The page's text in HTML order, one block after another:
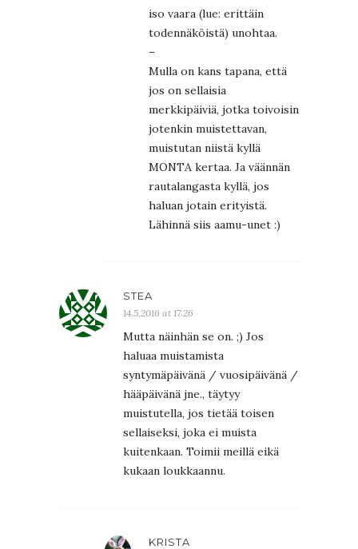
iso vaara (lue: erittäin
todennäköistä) unohtaa.
–
Mulla on kans tapana, että
jos on sellaisia
merkkipäiviä, jotka toivoisin
jotenkin muistettavan,
muistutan niistä kyllä
MONTA kertaa. Ja väännän
rautalangasta kyllä, jos
haluan jotain erityistä.
Lähinnä siis aamu-unet :)
STEA
14.5.2016 at 17:26
Mutta näinhän se on. ;) Jos
haluaa muistamista
syntymäpäivänä / vuosipäivänä /
hääpäivänä jne., täytyy
muistutella, jos tietää toisen
sellaiseksi, joka ei muista
kuitenkaan. Toimii meillä eikä
kukaan loukkaannu.
KRISTA